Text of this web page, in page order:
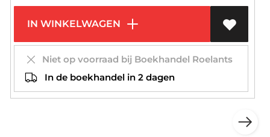
IN WINKELWAGEN
Niet op voorraad bij Boekhandel Roelants
In de boekhandel in 2 dagen